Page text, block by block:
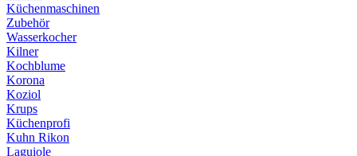
Küchenmaschinen
Zubehör
Wasserkocher
Kilner
Kochblume
Korona
Koziol
Krups
Küchenprofi
Kuhn Rikon
Laguiole